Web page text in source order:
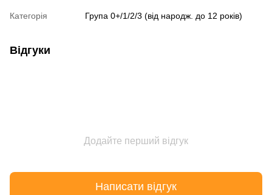
Категорія Група 0+/1/2/3 (від народж. до 12 років)
Відгуки
Додайте перший відгук
Написати відгук